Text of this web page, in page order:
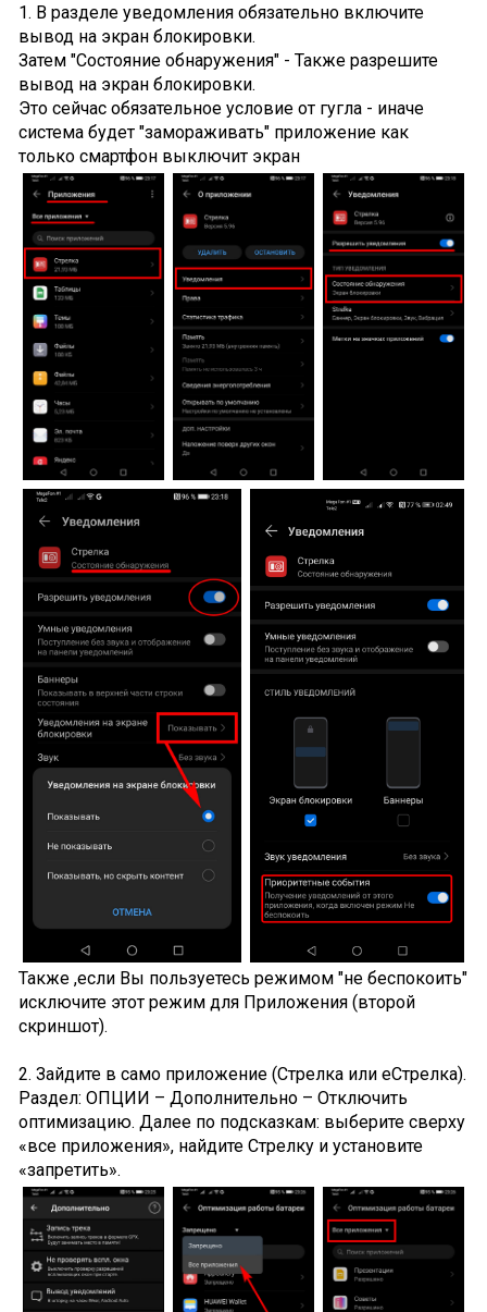
1. В разделе уведомления обязательно включите
вывод на экран блокировки.
Затем "Состояние обнаружения" - Также разрешите
вывод на экран блокировки.
Это сейчас обязательное условие от гугла - иначе
система будет "замораживать" приложение как
только смартфон выключит экран
Также ,если Вы пользуетесь режимом "не беспокоить"
исключите этот режим для Приложения (второй
скриншот).
2. Зайдите в само приложение (Стрелка или еСтрелка).
Раздел: ОПЦИИ – Дополнительно – Отключить
оптимизацию. Далее по подсказкам: выберите сверху
«все приложения», найдите Стрелку и установите
«запретить».